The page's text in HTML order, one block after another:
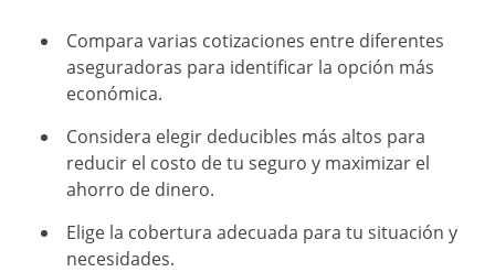
Compara varias cotizaciones entre diferentes
aseguradoras para identificar la opción más
económica.
Considera elegir deducibles más altos para
reducir el costo de tu seguro y maximizar el
ahorro de dinero.
Elige la cobertura adecuada para tu situación y
necesidades.